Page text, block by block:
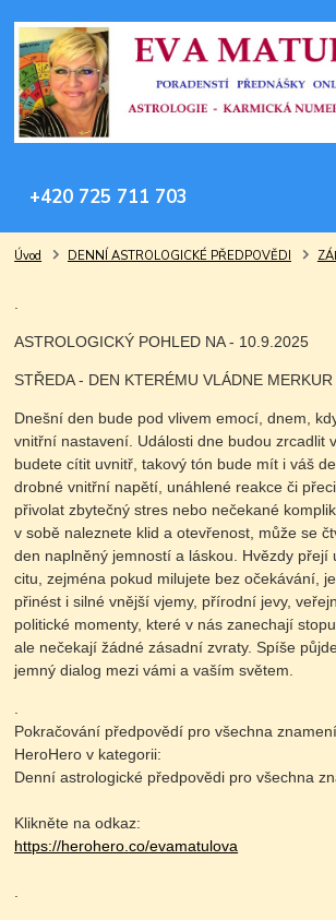
+420 725 711 703
Úvod DENNÍ ASTROLOGICKÉ PŘEDPOVĚDI
.
ASTROLOGICKÝ POHLED NA - 10.9.2025
STŘEDA - DEN KTERÉMU VLÁDNE MERKUR
Dnešní den bude pod vlivem emocí, dnem,
vnitřní nastavení. Události dne budou zrcadlit
budete cítit uvnitř, takový tón bude mít i váš
drobné vnitřní napětí, unáhlené reakce či
přivolat zbytečný stres nebo nečekané
v sobě naleznete klid a otevřenost, může se
den naplněný jemností a láskou. Hvězdy přejí
citu, zejména pokud milujete bez očekávání,
přinést i silné vnější vjemy, přírodní jevy,
politické momenty, které v nás zanechají
ale nečekají žádné zásadní zvraty. Spíše
jemný dialog mezi vámi a vaším světem.
.
Pokračování předpovědí pro všechna
HeroHero v kategorii:
Denní astrologické předpovědi pro všechna
Klikněte na odkaz:
https://herohero.co/evamatulova
.